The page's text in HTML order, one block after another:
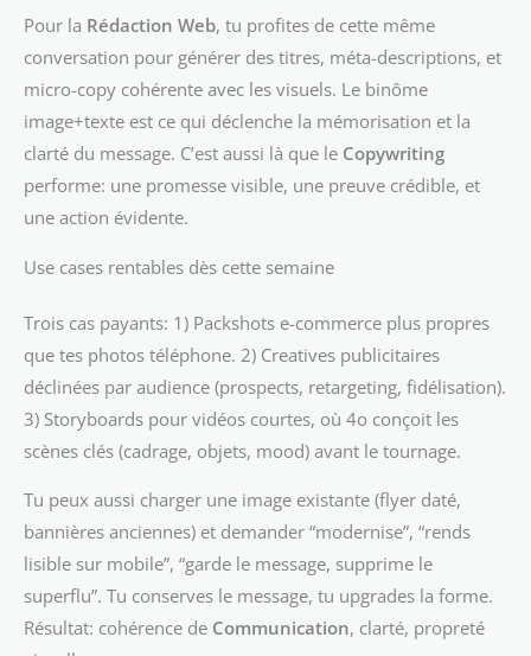
Pour la Rédaction Web, tu profites de cette même
conversation pour générer des titres, méta-descriptions, et
micro-copy cohérente avec les visuels. Le binôme
image+texte est ce qui déclenche la mémorisation et la
clarté du message. C’est aussi là que le Copywriting
performe: une promesse visible, une preuve crédible, et
une action évidente.
Use cases rentables dès cette semaine
Trois cas payants: 1) Packshots e-commerce plus propres
que tes photos téléphone. 2) Creatives publicitaires
déclinées par audience (prospects, retargeting, fidélisation).
3) Storyboards pour vidéos courtes, où 4o conçoit les
scènes clés (cadrage, objets, mood) avant le tournage.
Tu peux aussi charger une image existante (flyer daté,
bannières anciennes) et demander “modernise”, “rends
lisible sur mobile”, “garde le message, supprime le
superflu”. Tu conserves le message, tu upgrades la forme.
Résultat: cohérence de Communication, clarté, propreté